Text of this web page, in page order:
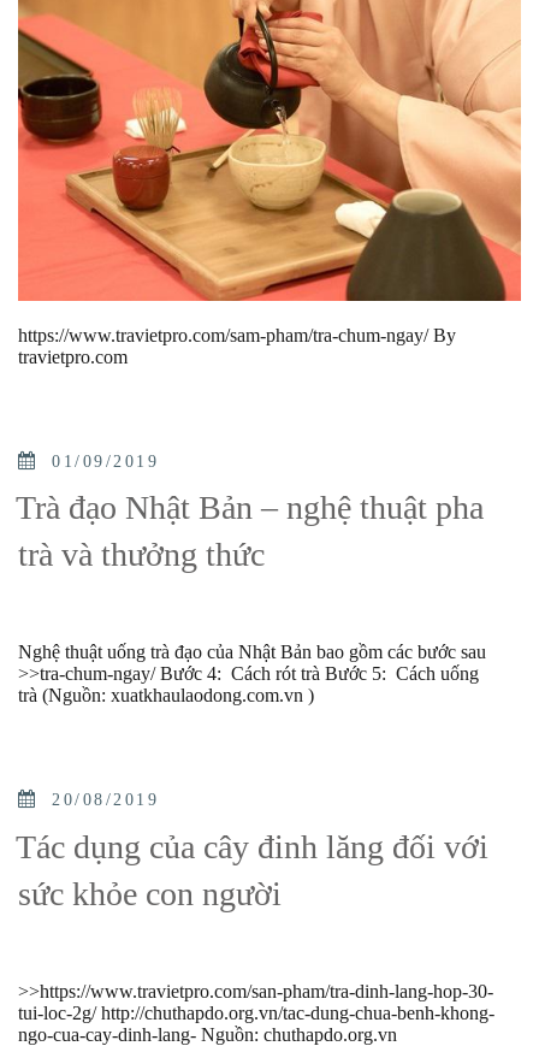
https://www.travietpro.com/sam-pham/tra-chum-ngay/ By
travietpro.com
POSTED
01/09/2019
Trà đạo Nhật Bản – nghệ thuật pha
trà và thưởng thức
Nghệ thuật uống trà đạo của Nhật Bản bao gồm các bước sau
>>tra-chum-ngay/ Bước 4: Cách rót trà Bước 5: Cách uống
trà (Nguồn: xuatkhaulaodong.com.vn )
POSTED
20/08/2019
Tác dụng của cây đinh lăng đối với
sức khỏe con người
>>https://www.travietpro.com/san-pham/tra-dinh-lang-hop-30-
tui-loc-2g/ http://chuthapdo.org.vn/tac-dung-chua-benh-khong-
ngo-cua-cay-dinh-lang- Nguồn: chuthapdo.org.vn